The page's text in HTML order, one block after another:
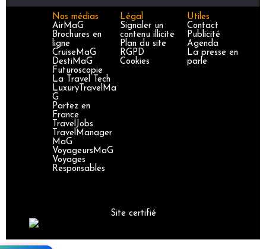
Nos médias
AirMaG
Brochures en
ligne
CruiseMaG
DestiMaG
Futuroscopie
La Travel Tech
LuxuryTravelMa
G
Partez en
France
TravelJobs
TravelManager
MaG
VoyageursMaG
Voyages
Responsables
Légal
Signaler un
contenu illicite
Plan du site
RGPD
Cookies
Utiles
Contact
Publicité
Agenda
La presse en
parle
Site certifié